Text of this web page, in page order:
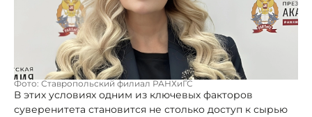
Фото: Ставропольский филиал РАНХиГС
В этих условиях одним из ключевых факторов
суверенитета становится не столько доступ к сырью